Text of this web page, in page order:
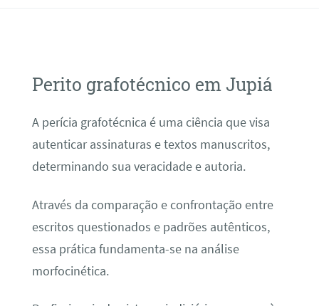
Perito grafotécnico em Jupiá
A perícia grafotécnica é uma ciência que visa
autenticar assinaturas e textos manuscritos,
determinando sua veracidade e autoria.
Através da comparação e confrontação entre
escritos questionados e padrões autênticos,
essa prática fundamenta-se na análise
morfocinética.